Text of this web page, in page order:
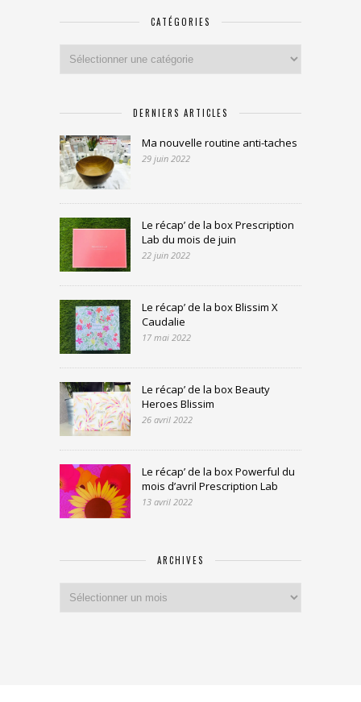
CATÉGORIES
DERNIERS ARTICLES
Ma nouvelle routine anti-taches
29 juin 2022
Le récap’ de la box Prescription
Lab du mois de juin
22 juin 2022
Le récap’ de la box Blissim X
Caudalie
17 mai 2022
Le récap’ de la box Beauty
Heroes Blissim
26 avril 2022
Le récap’ de la box Powerful du
mois d’avril Prescription Lab
13 avril 2022
ARCHIVES